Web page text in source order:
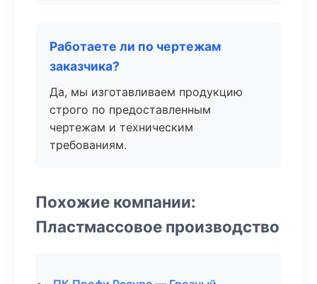
Работаете ли по чертежам
заказчика?
Да, мы изготавливаем продукцию
строго по предоставленным
чертежам и техническим
требованиям.
Похожие компании:
Пластмассовое производство